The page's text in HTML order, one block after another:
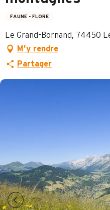
FAUNE - FLORE
Le Grand-Bornand, 74450
M'y rendre
Partager